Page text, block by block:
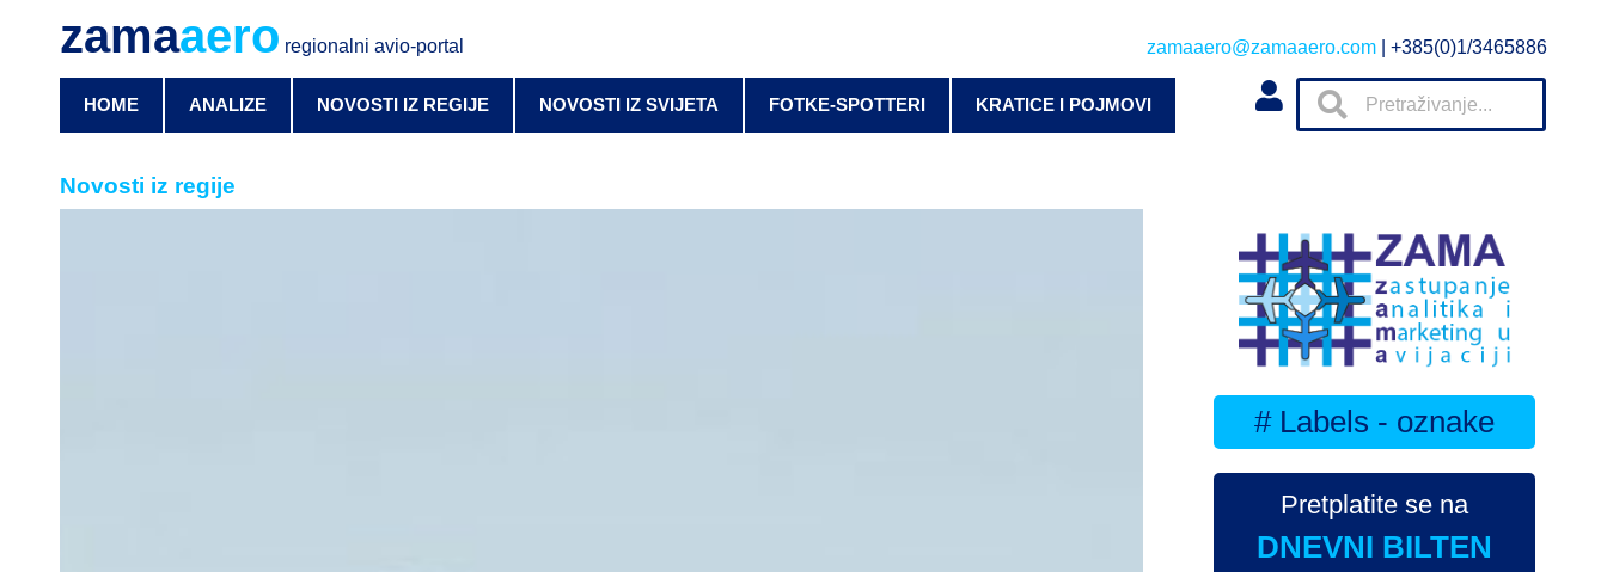
zamaaero regionalni avio-portal zamaaero@zamaaero.com | +385(0)1/3465886
HOME ANALIZE NOVOSTI IZ REGIJE NOVOSTI IZ SVIJETA FOTKE-SPOTTERI KRATICE I POJMOVI
Novosti iz regije
# Labels - oznake
Pretplatite se na
DNEVNI BILTEN